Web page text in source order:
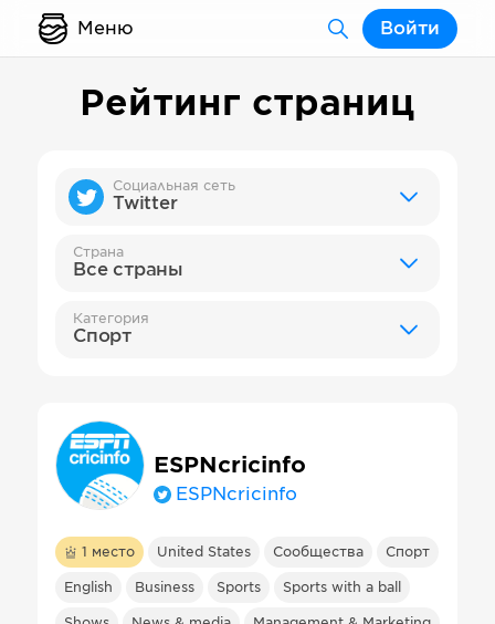
Меню Войти
Рейтинг страниц
Социальная сеть
Twitter
Страна
Все страны
Категория
Спорт
ESPNcricinfo
ESPNcricinfo
1 место United States Сообщества Спорт
English Business Sports Sports with a ball